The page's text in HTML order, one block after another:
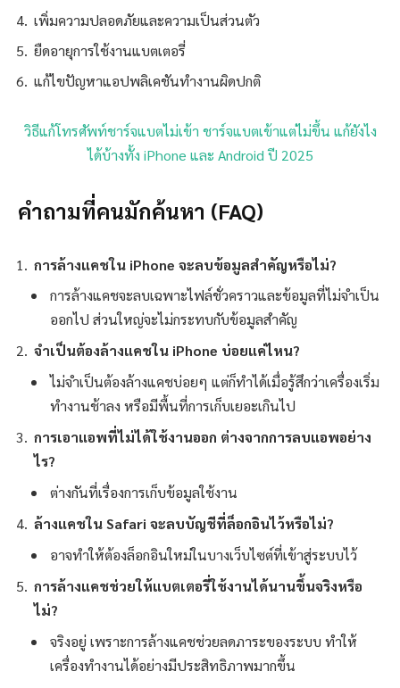
เพิ่มความปลอดภัยและความเป็นส่วนตัว
ยืดอายุการใช้งานแบตเตอรี่
แก้ไขปัญหาแอปพลิเคชันทำงานผิดปกติ
วิธีแก้โทรศัพท์ชาร์จแบตไม่เข้า ชาร์จแบตเข้าแต่ไม่ขึ้น แก้ยังไง
ได้บ้างทั้ง iPhone และ Android ปี 2025
คำถามที่คนมักค้นหา (FAQ)
การล้างแคชใน iPhone จะลบข้อมูลสำคัญหรือไม่?
การล้างแคชจะลบเฉพาะไฟล์ชั่วคราวและข้อมูลที่ไม่จำเป็น
ออกไป ส่วนใหญ่จะไม่กระทบกับข้อมูลสำคัญ
จำเป็นต้องล้างแคชใน iPhone บ่อยแค่ไหน?
ไม่จำเป็นต้องล้างแคชบ่อยๆ แต่ก็ทำได้เมื่อรู้สึกว่าเครื่องเริ่ม
ทำงานช้าลง หรือมีพื้นที่การเก็บเยอะเกินไป
การเอาแอพที่ไม่ได้ใช้งานออก ต่างจากการลบแอพอย่าง
ไร?
ต่างกันที่เรื่องการเก็บข้อมูลใช้งาน
ล้างแคชใน Safari จะลบบัญชีที่ล็อกอินไว้หรือไม่?
อาจทำให้ต้องล็อกอินใหม่ในบางเว็บไซต์ที่เข้าสู่ระบบไว้
การล้างแคชช่วยให้แบตเตอรี่ใช้งานได้นานขึ้นจริงหรือ
ไม่?
จริงอยู่ เพราะการล้างแคชช่วยลดภาระของระบบ ทำให้
เครื่องทำงานได้อย่างมีประสิทธิภาพมากขึ้น